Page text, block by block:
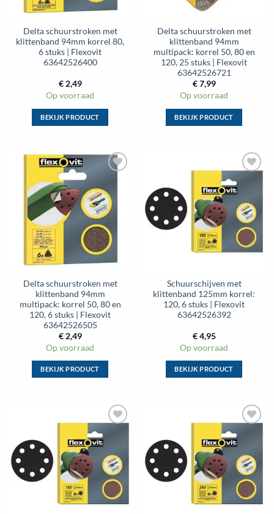
productpagina
op
productpagina
Delta schuurstroken met
klittenband 94mm korrel 80,
6 stuks | Flexovit
63642526400
€2,49
Op voorraad
BEKIJK PRODUCT
heeft
meerdere
variaties.
Deze
optie
gekozen
worden
productpagina
Delta schuurstroken met
klittenband 94mm
multipack: korrel 50, 80 en
120, 25 stuks | Flexovit
63642526721
€7,99
Op voorraad
BEKIJK PRODUCT
meerdere
variaties.
Deze
optie
kan
gekozen
worden
productpagina
aan
wenslijst
Delta schuurstroken met
klittenband 94mm
multipack: korrel 50, 80 en
120, 6 stuks | Flexovit
63642526505
€2,49
Op voorraad
BEKIJK PRODUCT
meerdere
variaties.
Deze
optie
kan
gekozen
worden
Toevoegen
aan
wenslijst
Schuurschijven met
klittenband 125mm korrel:
120, 6 stuks | Flexovit
63642526392
€4,95
Op voorraad
BEKIJK PRODUCT
meerdere
variaties.
Deze
optie
kan
gekozen
worden
Toevoegen
aan
wenslijst
Toevoegen
aan
wenslijst